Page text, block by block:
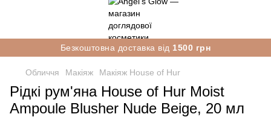
Безкоштовна доставка від 1500 грн
Обличчя Макіяж Макіяж House of Hur
Рідкі рум'яна House of Hur Moist
Ampoule Blusher Nude Beige, 20 мл